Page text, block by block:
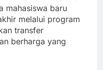
mahasiswa baru
melalui program
transfer
berharga yang